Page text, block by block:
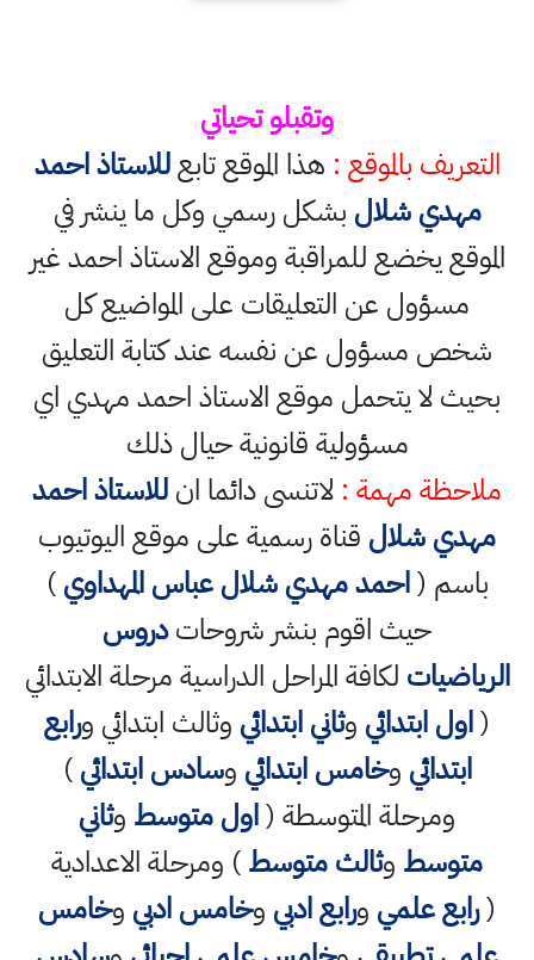
وتقبلو تحياتي
التعريف بالموقع : هذا الموقع تابعللاستاذ احمد
مهدي شلال بشكل رسمي وكل ما ينشر في
الموقع يخضع للمراقبة وموقع الاستاذ احمد غير
مسؤول عن التعليقات على المواضيع كل
شخص مسؤول عن نفسه عند كتابة التعليق
بحيث لا يتحمل موقع الاستاذ احمد مهدي اي
مسؤولية قانونية حيال ذلك
ملاحظة مهمة : لاتنسى دائما انللاستاذ احمد
مهدي شلال قناة رسمية على موقع اليوتيوب
باسم (احمد مهدي شلال عباس المهداوي)
حيث اقوم بنشر شروحاتدروس
الرياضيات لكافة المراحل الدراسية مرحلة الابتدائي
(اول ابتدائي وثاني ابتدائي وثالث ابتدائي ورابع
ابتدائي وخامس ابتدائي وسادس ابتدائي)
ومرحلة المتوسطة (اول متوسط وثاني
متوسط وثالث متوسط) ومرحلة الاعدادية
(رابع علمي ورابع ادبي وخامس ادبي وخامس